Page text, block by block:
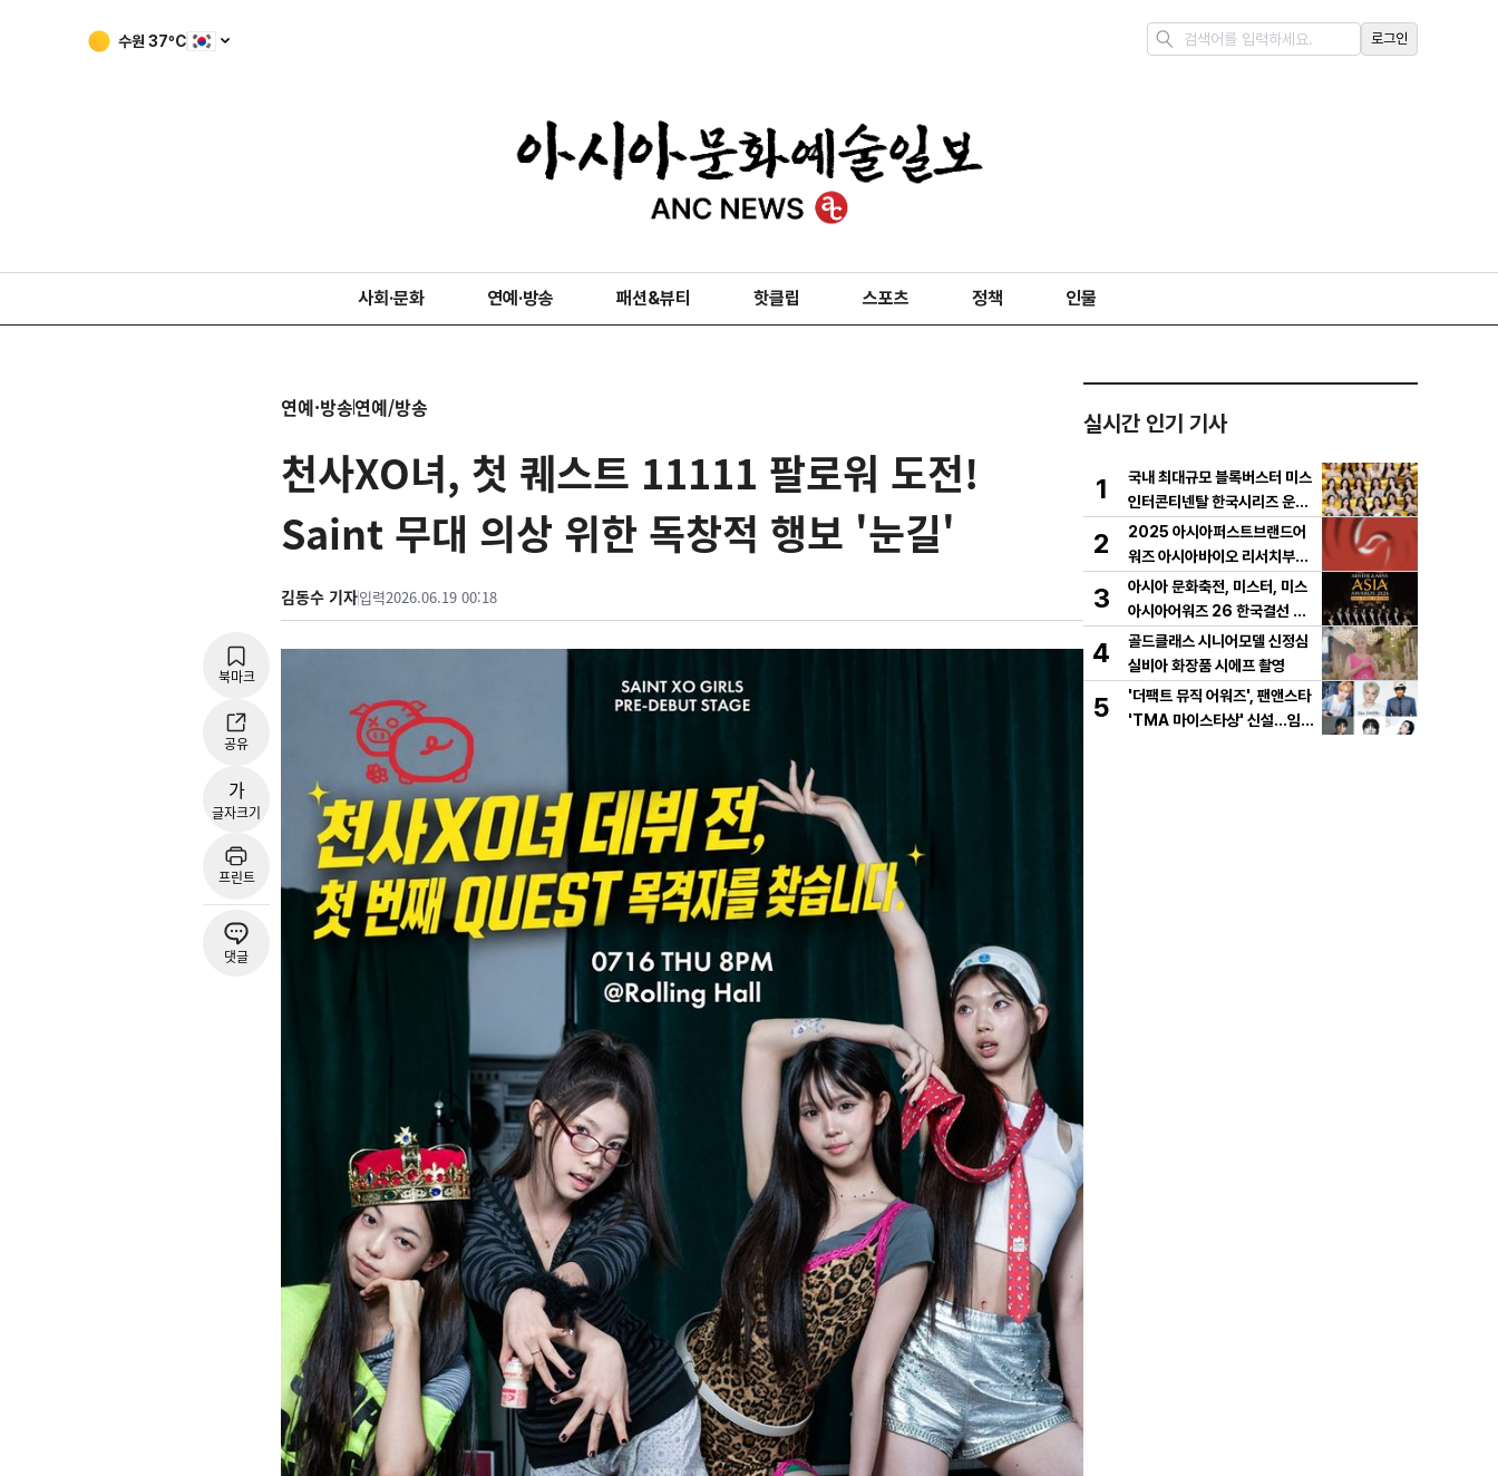
수원 37ºC 로그인
사회·문화 연예·방송 패션&뷰티 핫클립 스포츠 정책 인물
연예·방송연예/방송
천사XO녀, 첫 퀘스트 11111 팔로워 도전!
Saint 무대 의상 위한 독창적 행보 '눈길'
김동수 기자입력2026.06.19 00:18
북마크
공유
가
글자크기
프린트
댓글
실시간 인기 기사
1
국내 최대규모 블록버스터 미스
인터콘티넨탈 한국시리즈 운용
개시!
2
2025 아시아퍼스트브랜드어
워즈 아시아바이오 리서치부문
한국 KBT가 수상
3
아시아 문화축전, 미스터, 미스
아시아어워즈 26 한국결선 몽
골 울란바타르에서 개최
4
골드클래스 시니어모델 신정심
실비아 화장품 시에프 촬영
5
'더팩트 뮤직 어워즈', 팬앤스타
'TMA 마이스타상' 신설...임영